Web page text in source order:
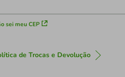
sei meu CEP
de Trocas e Devolução